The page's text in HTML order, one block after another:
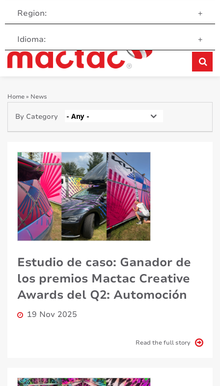
Region: +
Idioma: +
Servicio al Cliente
Home» News
By Category - Any -
Estudio de caso: Ganador de
los premios Mactac Creative
Awards del Q2: Automoción
19 Nov 2025
Read the full story